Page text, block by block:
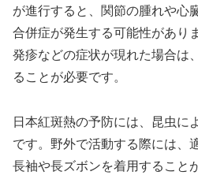
が進行すると、関節の腫れや心
合併症が発生する可能性があり
発疹などの症状が現れた場合は
ることが必要です。
日本紅斑熱の予防には、昆虫に
です。野外で活動する際には、
長袖や長ズボンを着用すること